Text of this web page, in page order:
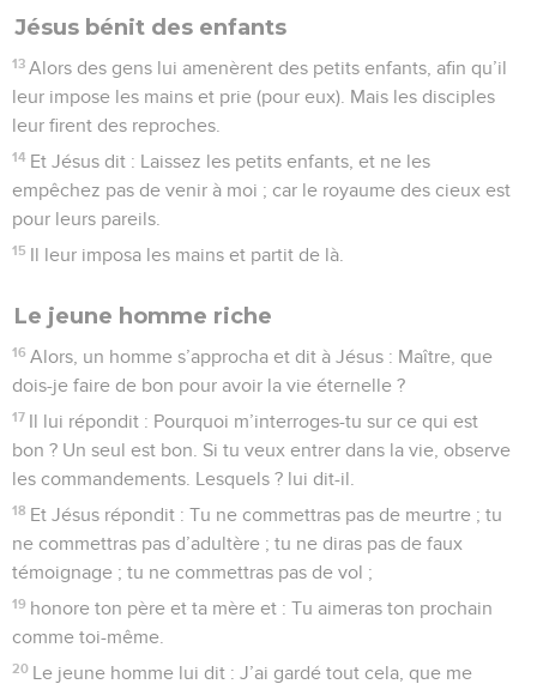
Jésus bénit des enfants
13 Alors des gens lui amenèrent des petits enfants, afin qu’il
leur impose les mains et prie (pour eux). Mais les disciples
leur firent des reproches.
14 Et Jésus dit : Laissez les petits enfants, et ne les
empêchez pas de venir à moi ; car le royaume des cieux est
pour leurs pareils.
15 Il leur imposa les mains et partit de là.
Le jeune homme riche
16 Alors, un homme s’approcha et dit à Jésus : Maître, que
dois-je faire de bon pour avoir la vie éternelle ?
17 Il lui répondit : Pourquoi m’interroges-tu sur ce qui est
bon ? Un seul est bon. Si tu veux entrer dans la vie, observe
les commandements. Lesquels ? lui dit-il.
18 Et Jésus répondit : Tu ne commettras pas de meurtre ; tu
ne commettras pas d’adultère ; tu ne diras pas de faux
témoignage ; tu ne commettras pas de vol ;
19 honore ton père et ta mère et : Tu aimeras ton prochain
comme toi-même.
20 Le jeune homme lui dit : J’ai gardé tout cela, que me